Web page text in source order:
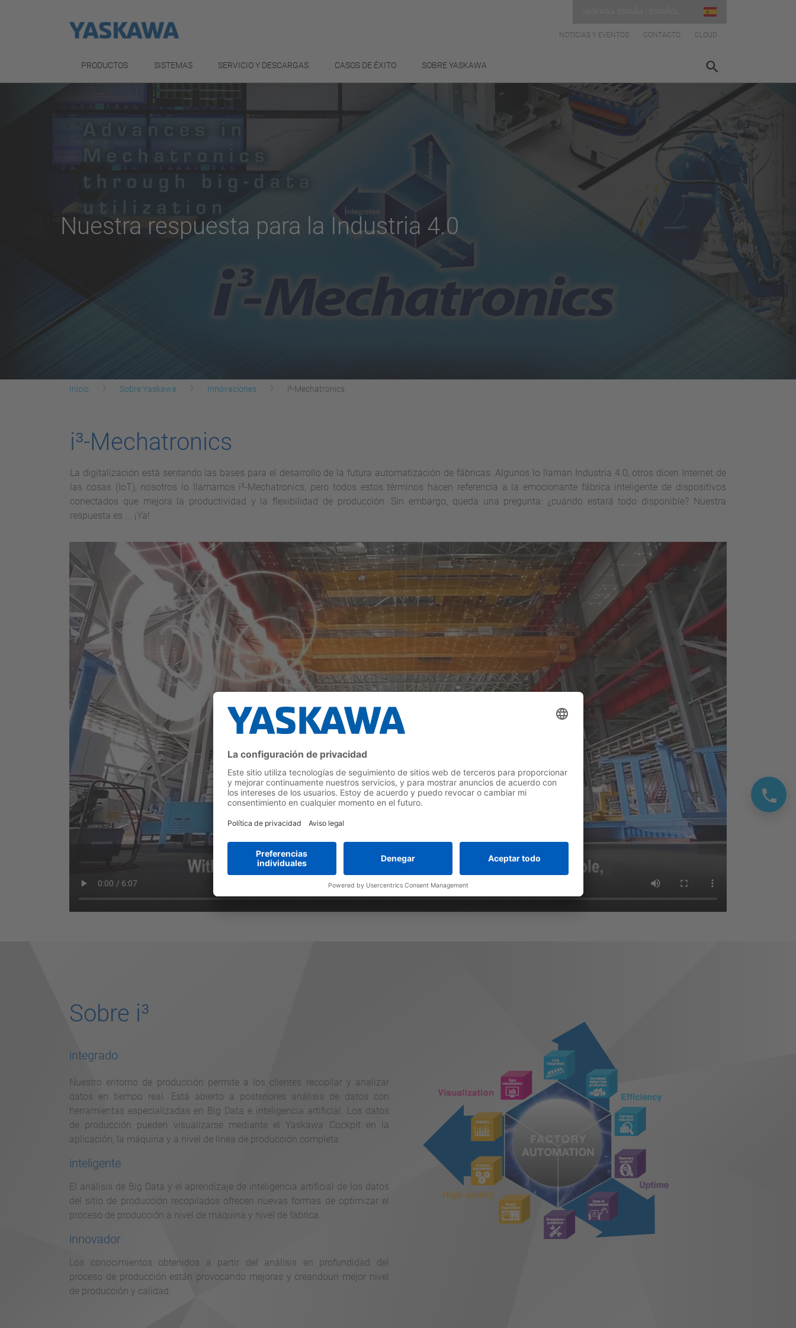
NOTICIAS Y EVENTOS CONTACTO CLOUD
PRODUCTOS SISTEMAS SERVICIO Y DESCARGAS CASOS DE ÉXITO SOBRE YASKAWA
Nuestra respuesta para la Industria 4.0
Inicio Sobre Yaskawa Innovaciones i³-Mechatronics
i³-Mechatronics
La digitalización está sentando las bases para el desarrollo de la futura automatización de fábricas. Algunos lo llaman Industria 4.0, otros dicen Internet de
las cosas (IoT), nosotros lo llamamos i³-Mechatronics, pero todos estos términos hacen referencia a la emocionante fábrica inteligente de dispositivos
conectados que mejora la productividad y la flexibilidad de producción. Sin embargo, queda una pregunta: ¿cuándo estará todo disponible? Nuestra
respuesta es ... ¡Ya!
Sobre i³
integrado
Nuestro entorno de producción permite a los clientes recopilar y analizar
datos en tiempo real. Está abierto a posteriores análisis de datos con
herramientas especializadas en Big Data e inteligencia artificial. Los datos
de producción pueden visualizarse mediante el Yaskawa Cockpit en la
aplicación, la máquina y a nivel de línea de producción completa.
inteligente
El análisis de Big Data y el aprendizaje de inteligencia artificial de los datos
del sitio de producción recopilados ofrecen nuevas formas de optimizar el
proceso de producción a nivel de máquina y nivel de fábrica.
innovador
Los conocimientos obtenidos a partir del análisis en profundidad del
proceso de producción están provocando mejoras y creandoun mejor nivel
de producción y calidad.